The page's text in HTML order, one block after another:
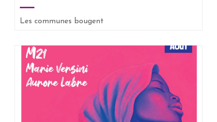
Les communes bougent